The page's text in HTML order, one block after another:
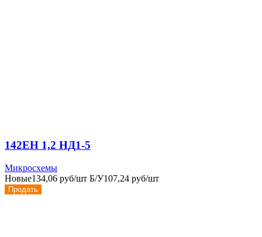
142ЕН 1,2 НД1-5
Микросхемы
Новые134,06 руб/шт Б/У107,24 руб/шт
Продать